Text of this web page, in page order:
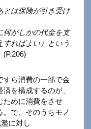
とは保険が引き受け
何がしかの代金を支
すればよい）という
(P.206)
すら消費の一部で金
を構成するのが、
ために消費をさせ
。で、そのうちモノ
に対し